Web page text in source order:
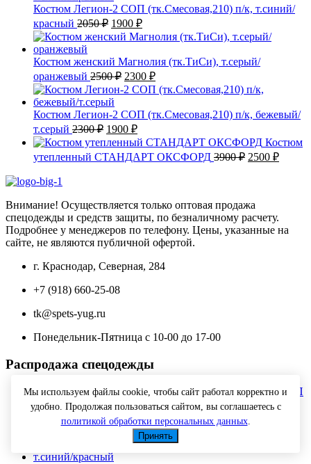
2600 ₽.
Костюм Легион-2 СОП (тк.Смесовая,210) п/к, т.синий/
красный 2050₽ Первоначальная
цена
составляла
2050 ₽.
1900 ₽Текущая
цена:
Костюм женский Магнолия (тк.ТиСи), т.серый/
оранжевый 2500₽ Первоначальная
цена
составляла
2500 ₽.
2300 ₽Текущая
цена:
Костюм Легион-2 СОП (тк.Смесовая,210) п/к, бежевый/
т.серый 2300₽ Первоначальная
цена
составляла
2300 ₽.
1900 ₽Текущая
цена:
1900 ₽.
Костюм
утепленный СТАНДАРТ ОКСФОРД 3900₽ 2500 ₽
Внимание! Осуществляется только оптовая продажа
спецодежды и средств защиты, по безналичному расчету.
Подробнее у менеджеров по телефону. Цены, указанные на
сайте, не являются публичной офертой.
г. Краснодар, Северная, 284
+7 (918) 660-25-08
tk@spets-yug.ru
Понедельник-Пятница с 10-00 до 17-00
Распродажа спецодежды
Ботинок "Рабочий" (зима) SJ7088-S-W ПУ-ТПУ с МП
МС искусственный мех 2600₽ Первоначальная
Текущая
Мы используем файлы cookie, чтобы сайт работал корректно и
удобно. Продолжая пользоваться сайтом, вы соглашаетесь с
политикой обработки персональных данных.
Принять